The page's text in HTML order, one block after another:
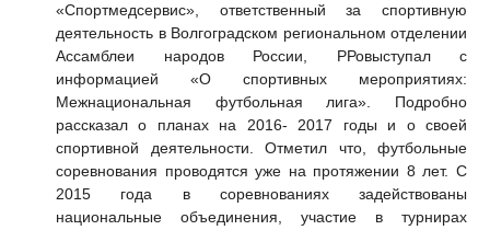
«Спортмедсервис», ответственный за спортивную
деятельность в Волгоградском региональном отделении
Ассамблеи народов России, РРовыступал с
информацией «О спортивных мероприятиях:
Межнациональная футбольная лига». Подробно
рассказал о планах на 2016- 2017 годы и о своей
спортивной деятельности. Отметил что, футбольные
соревнования проводятся уже на протяжении 8 лет. С
2015 года в соревнованиях задействованы
национальные объединения, участие в турнирах